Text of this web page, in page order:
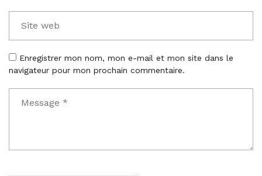
Enregistrer mon nom, mon e-mail et mon site dans le
navigateur pour mon prochain commentaire.